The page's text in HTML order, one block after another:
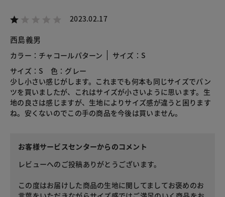
2023.02.17
西島義男
カラー：チャコールパターン
サイズ：S
サイズ：S 色：グレー
少し小さい感じがします。これまでも何本も同じサイズでパン
ツを買いましたが、これはサイズが小さいように思います。生
地の良さは感じますが、生地によりサイズ感が違うと困ります
ね。安くないのでこの手の商品を今後は買いません。
お客様サービスセンターからのコメント
レビューへのご投稿ありがとうございます。
この度はお届けした商品の生地に関してましてお褒めのお